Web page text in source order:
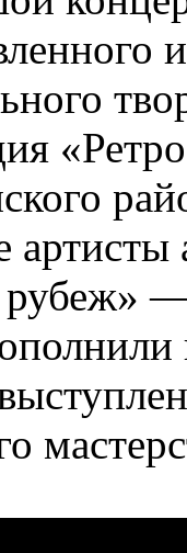
артисты